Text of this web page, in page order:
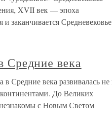
XVII век — эпоха
заканчивается
Средние века
Средние века развивалась не
До Великих
с Новым Светом